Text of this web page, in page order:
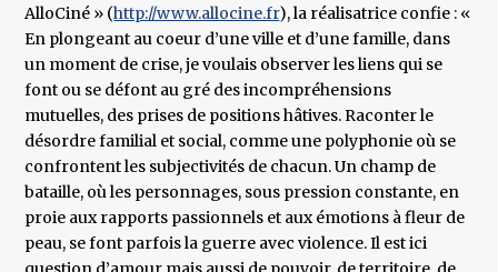
AlloCiné » (http://www.allocine.fr), la réalisatrice confie : «
En plongeant au coeur d’une ville et d’une famille, dans
un moment de crise, je voulais observer les liens qui se
font ou se défont au gré des incompréhensions
mutuelles, des prises de positions hâtives. Raconter le
désordre familial et social, comme une polyphonie où se
confrontent les subjectivités de chacun. Un champ de
bataille, où les personnages, sous pression constante, en
proie aux rapports passionnels et aux émotions à fleur de
peau, se font parfois la guerre avec violence. Il est ici